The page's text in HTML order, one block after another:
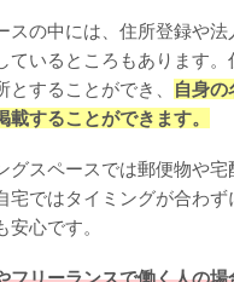
スの中には、住所登録や法
ているところもあります。
とすることができ、
自身の
載することができます。
グスペースでは郵便物や宅
宅ではタイミングが合わず
心です。